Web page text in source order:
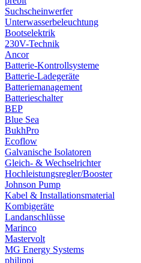
Suchscheinwerfer
Unterwasserbeleuchtung
Bootselektrik
230V-Technik
Ancor
Batterie-Kontrollsysteme
Batterie-Ladegeräte
Batteriemanagement
Batterieschalter
BEP
Blue Sea
BukhPro
Ecoflow
Galvanische Isolatoren
Gleich- & Wechselrichter
Hochleistungsregler/Booster
Johnson Pump
Kabel & Installationsmaterial
Kombigeräte
Landanschlüsse
Marinco
Mastervolt
MG Energy Systems
philippi